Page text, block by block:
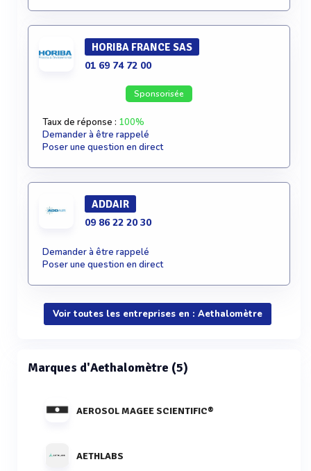
HORIBA FRANCE SAS
01 69 74 72 00
Sponsorisée
Taux de réponse : 100%
Demander à être rappelé
Poser une question en direct
ADDAIR
09 86 22 20 30
Demander à être rappelé
Poser une question en direct
Voir toutes les entreprises en : Aethalomètre
Marques d'Aethalomètre (5)
AEROSOL MAGEE SCIENTIFIC®
AETHLABS